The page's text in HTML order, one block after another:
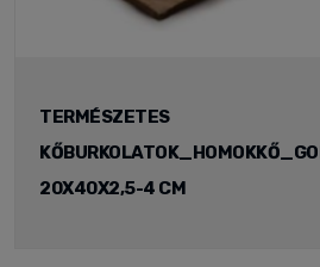
TERMÉSZETES
20X40X2,5-4 CM